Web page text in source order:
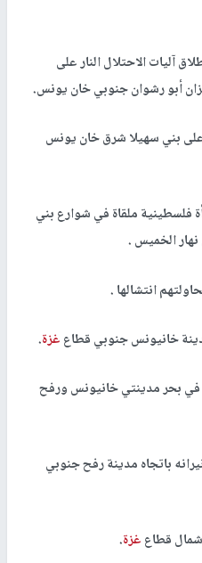
آليات الاحتلال النار على
أبو رشوان جنوبي خان يونس.
بني سهيلا شرق خان يونس
فلسطينية ملقاة في شوارع بني
الخميس .
انتشالها .
خانيونس جنوبي قطاعغزة.
في بحر مدينتي خانيونس ورفح
باتجاه مدينة رفح جنوبي
شمال قطاعغزة.